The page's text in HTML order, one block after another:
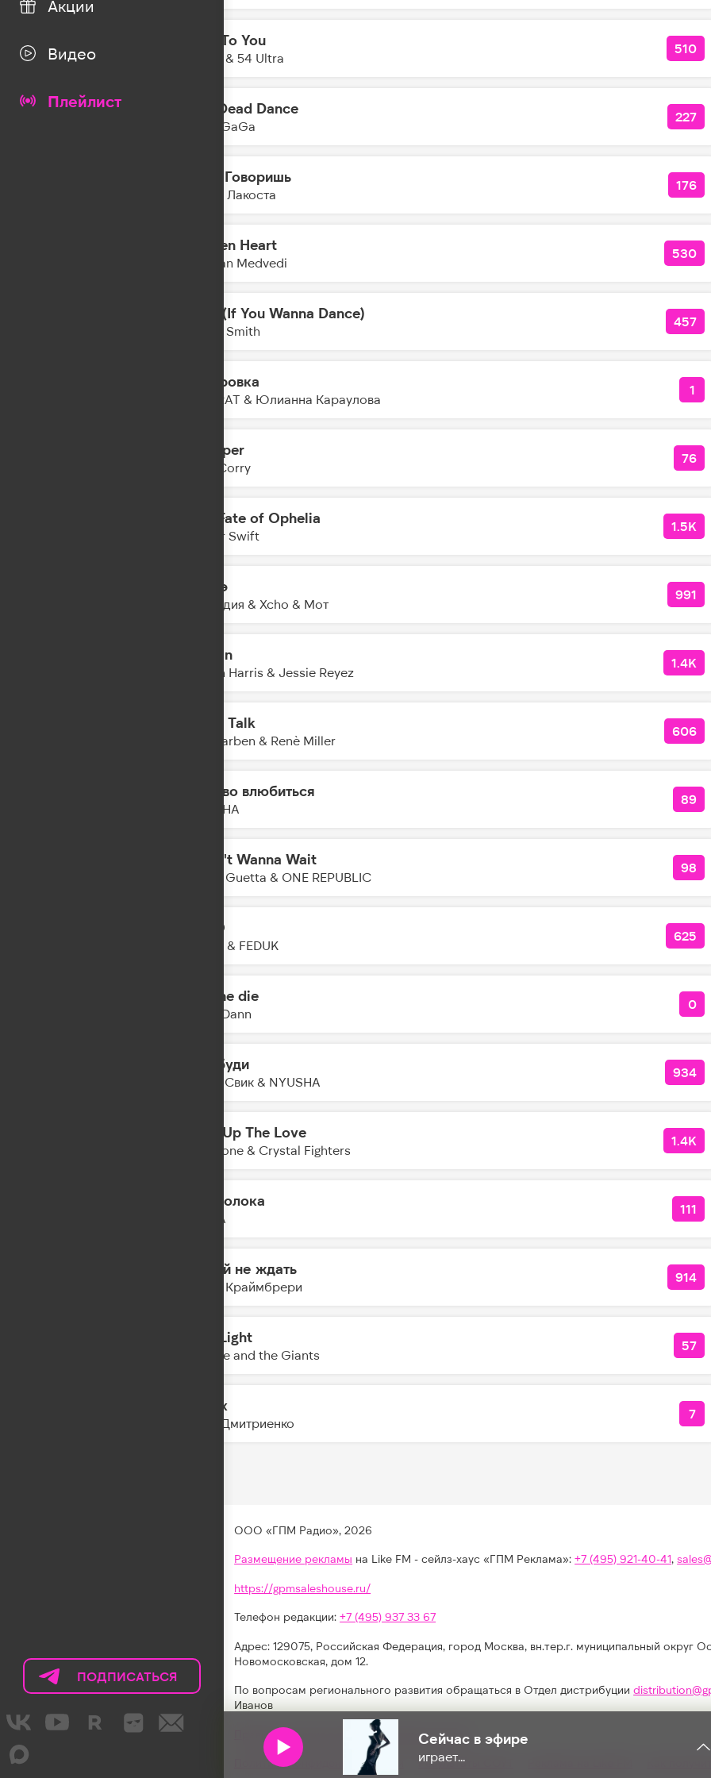
Акции
Видео
Плейлист
ПОДПИСАТЬСЯ
НА
LIKE
Сейчас в эфире
играет...
21:53 Talk To You
Anotr & 54 Ultra
510
The Dead Dance
Lady GaGa
227
А Ты Говоришь
Коста Лакоста
176
Broken Heart
Bogdan Medvedi
530
Stay (If You Wanna Dance)
Myles Smith
457
Газировка
SOCRAT & Юлианна Караулова
1
Whisper
Joel Corry
76
The Fate of Ophelia
Taylor Swift
1.5K
Шадэ
By Индия & Xcho & Мот
991
Ocean
Calvin Harris & Jessie Reyez
1.4K
Body Talk
Alle Farben & Renè Miller
606
Заново влюбиться
DAASHA
89
I Don't Wanna Wait
David Guetta & ONE REPUBLIC
98
LETO
JONY & FEDUK
625
Let me die
Mark Dann
0
Пробуди
Лёша Свик & NYUSHA
934
Turn Up The Love
Claptone & Crystal Fighters
1.4K
Проволока
PIZZA
111
Давай не ждать
Мари Краймбрери
914
Red Light
Sophie and the Giants
57
Шёлк
Ваня Дмитриенко
7
ООО «ГПМ Радио», 2026
Размещение рекламы на Like FM - сейлз-хаус «ГПМ Реклама»:+7 (495) 921-40-41,
https://gpmsaleshouse.ru/
Телефон редакции:+7 (495) 937 33 67
Адрес: 129075, Российская Федерация, город Москва, вн.тер.г. муниципальный округ
Новомосковская, дом 12.
По вопросам регионального развития обращаться в Отдел дистрибуции
Иванов
Правила участия в акциях, конкурсах, играх
Политика конфиденциальности Результаты СОУТ